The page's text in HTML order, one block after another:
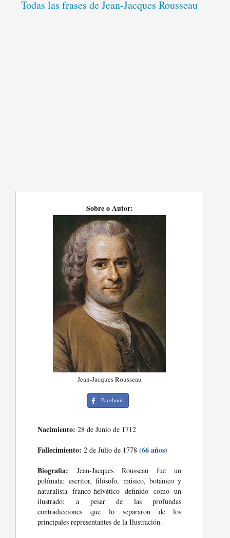
Todas las frases de Jean-Jacques Rousseau
Sobre o Autor:
Jean-Jacques Rousseau
Facebook
Nacimiento: 28 de Junio de 1712
Fallecimiento: 2 de Julio de 1778(66 años)
Biografia: Jean-Jacques Rousseau fue un
polímata: escritor, filósofo, músico, botánico y
naturalista franco-helvético definido como un
ilustrado; a pesar de las profundas
contradicciones que lo separaron de los
principales representantes de la Ilustración.